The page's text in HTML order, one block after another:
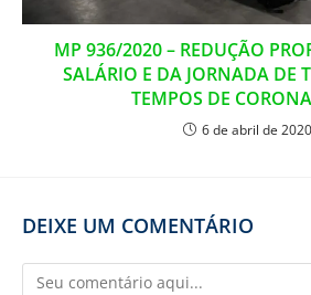
MP 936/2020 – REDUÇÃO
SALÁRIO E DA JORNADA DE
TEMPOS DE
6 de abril de 2020
DEIXE UM COMENTÁRIO